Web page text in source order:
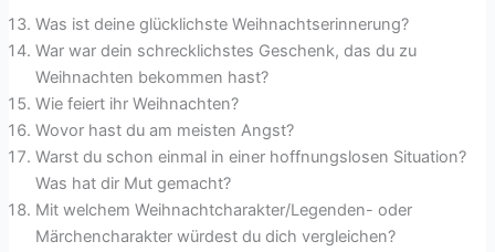
Was ist deine glücklichste Weihnachtserinnerung?
War war dein schrecklichstes Geschenk, das du zu
Weihnachten bekommen hast?
Wie feiert ihr Weihnachten?
Wovor hast du am meisten Angst?
Warst du schon einmal in einer hoffnungslosen Situation?
Was hat dir Mut gemacht?
Mit welchem Weihnachtcharakter/Legenden- oder
Märchencharakter würdest du dich vergleichen?